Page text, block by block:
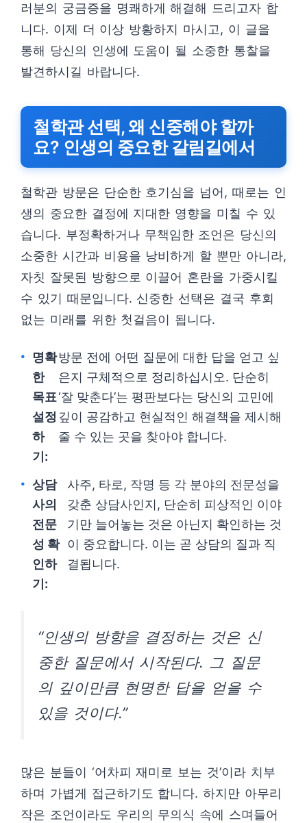
러분의 궁금증을 명쾌하게 해결해 드리고자 합
니다. 이제 더 이상 방황하지 마시고, 이 글을
통해 당신의 인생에 도움이 될 소중한 통찰을
발견하시길 바랍니다.
철학관 선택, 왜 신중해야 할까
요? 인생의 중요한 갈림길에서
철학관 방문은 단순한 호기심을 넘어, 때로는 인
생의 중요한 결정에 지대한 영향을 미칠 수 있
습니다. 부정확하거나 무책임한 조언은 당신의
소중한 시간과 비용을 낭비하게 할 뿐만 아니라,
자칫 잘못된 방향으로 이끌어 혼란을 가중시킬
수 있기 때문입니다. 신중한 선택은 결국 후회
없는 미래를 위한 첫걸음이 됩니다.
명확
한
목표
설정
하
기:
방문 전에 어떤 질문에 대한 답을 얻고 싶
은지 구체적으로 정리하십시오. 단순히
‘잘 맞춘다’는 평판보다는 당신의 고민에
깊이 공감하고 현실적인 해결책을 제시해
줄 수 있는 곳을 찾아야 합니다.
상담
사의
전문
성 확
인하
기:
사주, 타로, 작명 등 각 분야의 전문성을
갖춘 상담사인지, 단순히 피상적인 이야
기만 늘어놓는 것은 아닌지 확인하는 것
이 중요합니다. 이는 곧 상담의 질과 직
결됩니다.
“인생의 방향을 결정하는 것은 신
중한 질문에서 시작된다. 그 질문
의 깊이만큼 현명한 답을 얻을 수
있을 것이다.”
많은 분들이 ‘어차피 재미로 보는 것’이라 치부
하며 가볍게 접근하기도 합니다. 하지만 아무리
작은 조언이라도 우리의 무의식 속에 스며들어